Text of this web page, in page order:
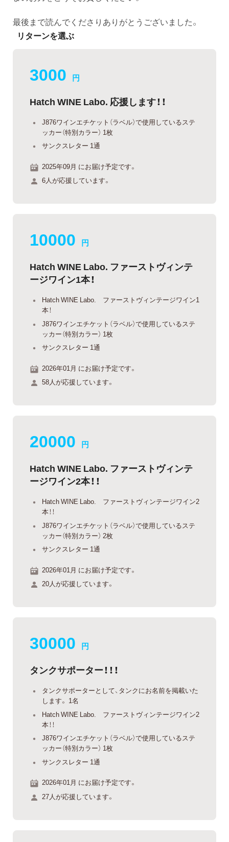
最後まで読んでくださりありがとうございました。
リターンを選ぶ
3000 円
Hatch WINE Labo. 応援します！！
J876ワインエチケット（ラベル）で使用しているステ
ッカー（特別カラー） 1枚
サンクスレター 1通
2025年09月 にお届け予定です。
6人が応援しています。
10000 円
Hatch WINE Labo. ファーストヴィンテ
ージワイン1本！
Hatch WINE Labo. ファーストヴィンテージワイン1
本！
J876ワインエチケット（ラベル）で使用しているステ
ッカー（特別カラー） 1枚
サンクスレター 1通
2026年01月 にお届け予定です。
58人が応援しています。
20000 円
Hatch WINE Labo. ファーストヴィンテ
ージワイン2本！！
Hatch WINE Labo. ファーストヴィンテージワイン2
本！！
J876ワインエチケット（ラベル）で使用しているステ
ッカー（特別カラー） 2枚
サンクスレター 1通
2026年01月 にお届け予定です。
20人が応援しています。
30000 円
タンクサポーター！！！
タンクサポーターとして、タンクにお名前を掲載いた
します。 1名
Hatch WINE Labo. ファーストヴィンテージワイン2
本！！
J876ワインエチケット（ラベル）で使用しているステ
ッカー（特別カラー） 1枚
サンクスレター 1通
2026年01月 にお届け予定です。
27人が応援しています。